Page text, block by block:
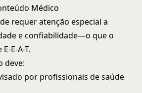
Médico
requer atenção especial a
e confiabilidade—o que o
E-A-T.
deve:
por profissionais de saúde